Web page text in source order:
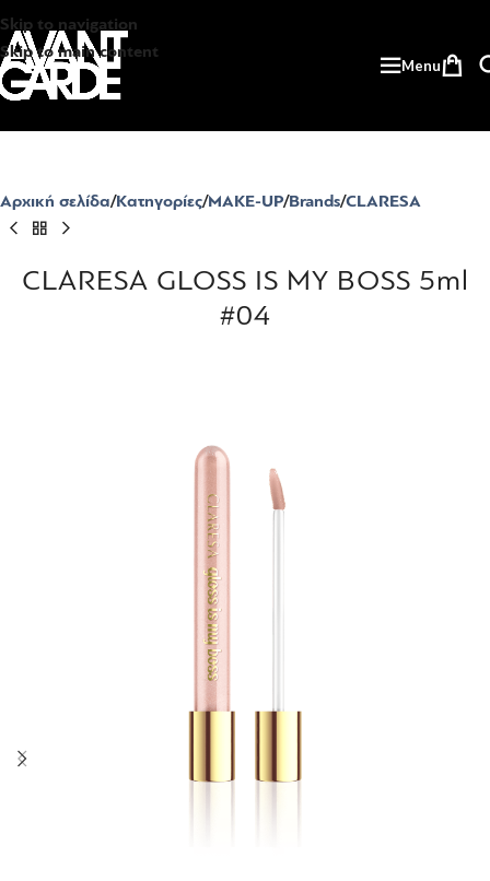
Skip to navigation
Skip to main content
Menu
Αρχική σελίδα Κατηγορίες MAKE-UP Brands CLARESA
CLARESA GLOSS IS MY BOSS 5ml
#04